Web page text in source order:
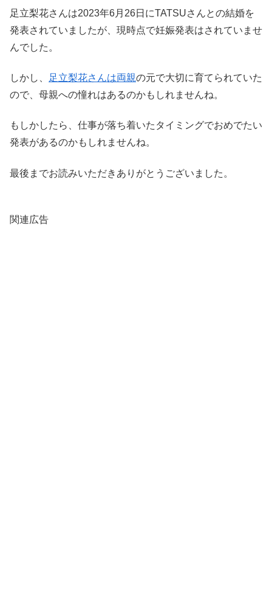
足立梨花さんは2023年6月26日にTATSUさんとの結婚を
発表されていましたが、現時点で妊娠発表はされていませ
んでした。
しかし、 足立梨花さんは両親の元で大切に育てられていた
ので、母親への憧れはあるのかもしれませんね。
もしかしたら、仕事が落ち着いたタイミングでおめでたい
発表があるのかもしれませんね。
最後までお読みいただきありがとうございました。
関連広告